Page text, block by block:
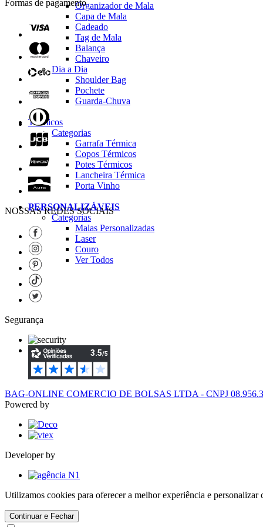
Organizador de Mala
Capa de Mala
Cadeado
Tag de Mala
Balança
Chaveiro
Dia a Dia
Shoulder Bag
Pochete
Guarda-Chuva
Térmicos
Categorias
Garrafa Térmica
Copos Térmicos
Potes Térmicos
Lancheira Térmica
Porta Vinho
PERSONALIZÁVEIS
Categorias
Malas Personalizadas
Laser
Couro
Ver Todos
Formas de pagamento
NOSSAS REDES SOCIAIS
Segurança
BAG-ONLINE COMERCIO DE BOLSAS LTDA - CNPJ
Powered by
Developer by
Utilizamos cookies para oferecer a melhor experiência e
Continuar e Fechar